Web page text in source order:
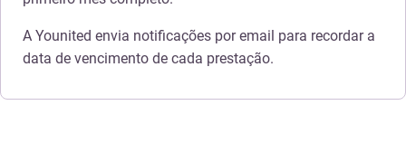
A Younited envia notificações por email para recordar a
data de vencimento de cada prestação.